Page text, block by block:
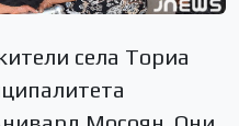
села Ториа